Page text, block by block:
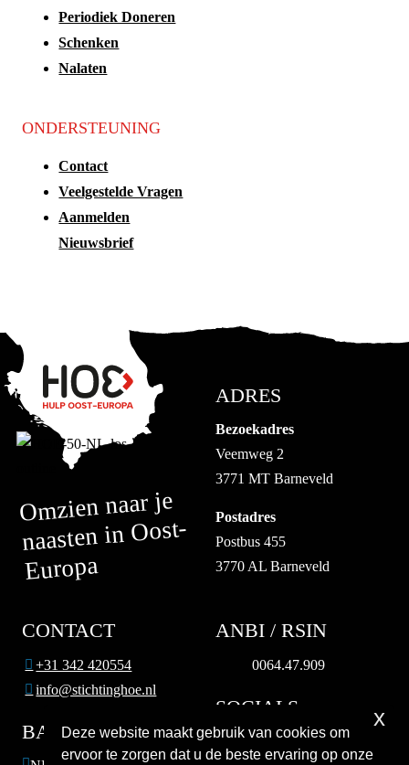
Deze website maakt gebruik van cookies om
ervoor te zorgen dat u de beste ervaring op onze
x
Periodiek Doneren
Schenken
Nalaten
ONDERSTEUNING
Contact
Veelgestelde Vragen
Aanmelden
Nieuwsbrief
Omzien naar je
naasten in Oost-
Europa
ADRES
Bezoekadres
Veemweg 2
3771 MT Barneveld
Postadres
Postbus 455
3770 AL Barneveld
CONTACT
+31 342 420554
info@stichtinghoe.nl
BANK
ANBI / RSIN
0064.47.909
SOCIALS